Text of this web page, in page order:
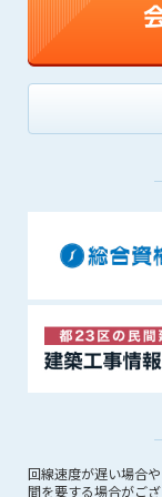
回線速度が遅い場合
間を要する場合がご
(6) 管理者が承認
(7) 公序良俗に反
(8) 犯罪的行為に
(9) その他、法律
(10) 建設資料館
を、営利を
第7条（登録内容
管理者は、会員
恐れのあるもの
(1) 登録されて
(2) 建設資料館の
(3) 広告掲載料金
(4) その他、管理
第8条（サービス
管理者は、会員
廃止を含み)し、